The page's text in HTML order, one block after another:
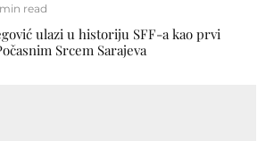
read
ulazi u historiju SFF-a kao prvi
Srcem Sarajeva